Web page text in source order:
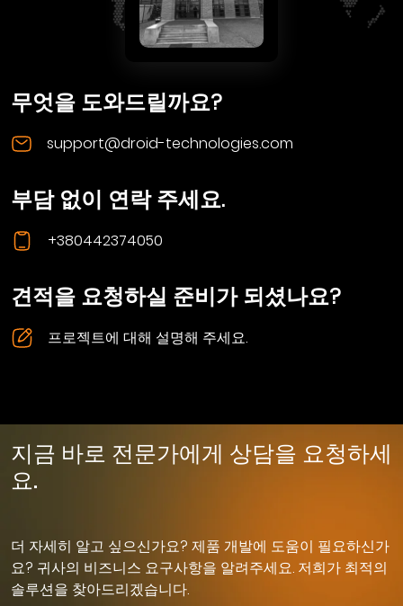
무엇을 도와드릴까요?
support@droid-technologies.com
부담 없이 연락 주세요.
+380442374050
견적을 요청하실 준비가 되셨나요?
프로젝트에 대해 설명해 주세요.
지금 바로 전문가에게 상담을 요청하세
요.
더 자세히 알고 싶으신가요? 제품 개발에 도움이 필요하신가
요? 귀사의 비즈니스 요구사항을 알려주세요. 저희가 최적의
솔루션을 찾아드리겠습니다.